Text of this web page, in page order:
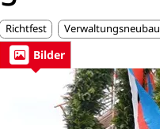
Richtfest Verwaltungsneubau
Bilder